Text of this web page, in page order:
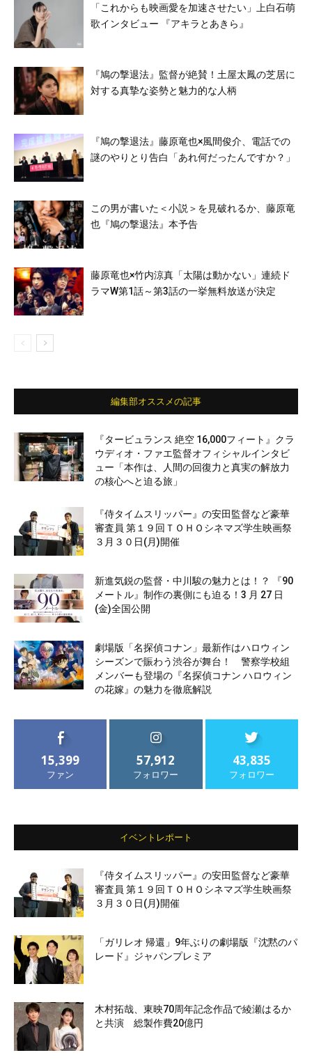
「これからも映画愛を加速させたい」上白石萌
歌インタビュー 『アキラとあきら』
『鳩の撃退法』監督が絶賛！土屋太鳳の芝居に
対する真摯な姿勢と魅力的な人柄
『鳩の撃退法』藤原竜也×風間俊介、電話での
謎のやりとり告白「あれ何だったんですか？」
この男が書いた＜小説＞を見破れるか、藤原竜
也『鳩の撃退法』本予告
藤原竜也×竹内涼真「太陽は動かない」連続ド
ラマW第1話～第3話の一挙無料放送が決定
編集部オススメの記事
『タービュランス 絶空 16,000フィート』クラ
ウディオ・ファエ監督オフィシャルインタビ
ュー「本作は、人間の回復力と真実の解放力
の核心へと迫る旅」
『侍タイムスリッパー』の安田監督など豪華
審査員 第１９回ＴＯＨＯシネマズ学生映画祭
３月３０日(月)開催
新進気鋭の監督・中川駿の魅力とは！？ 『90
メートル』制作の裏側にも迫る！3 月 27 日
(金)全国公開
劇場版「名探偵コナン」最新作はハロウィン
シーズンで賑わう渋谷が舞台！ 警察学校組
メンバーも登場の『名探偵コナン ハロウィン
の花嫁』の魅力を徹底解説
15,399
ファン
57,912
フォロワー
43,835
フォロワー
イベントレポート
『侍タイムスリッパー』の安田監督など豪華
審査員 第１９回ＴＯＨＯシネマズ学生映画祭
３月３０日(月)開催
「ガリレオ 帰還」9年ぶりの劇場版『沈黙のパ
レード』ジャパンプレミア
木村拓哉、東映70周年記念作品で綾瀬はるか
と共演 総製作費20億円